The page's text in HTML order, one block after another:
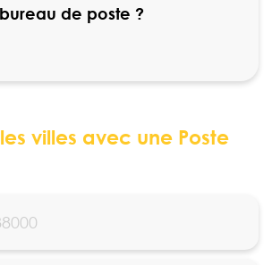
bureau de poste ?
villes avec une Poste